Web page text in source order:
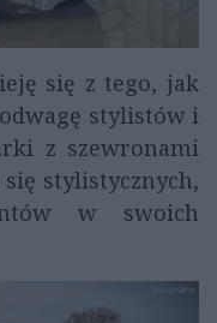
się z tego, jak
stylistów i
z szewronami
stylistycznych,
w swoich